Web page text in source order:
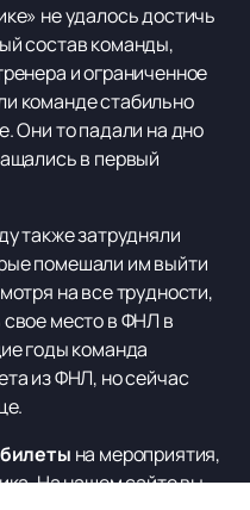
не удалось достичь
состав команды,
и ограниченное
команде стабильно
Они то падали на дно
в первый
также затрудняли
помешали им выйти
на все трудности,
свое место в ФНЛ в
годы команда
из ФНЛ, но сейчас
на мероприятия,
На нашем сайте вы